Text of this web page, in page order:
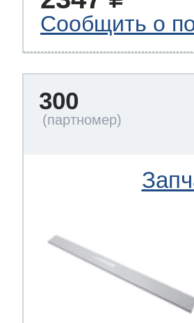
Сообщить о
300